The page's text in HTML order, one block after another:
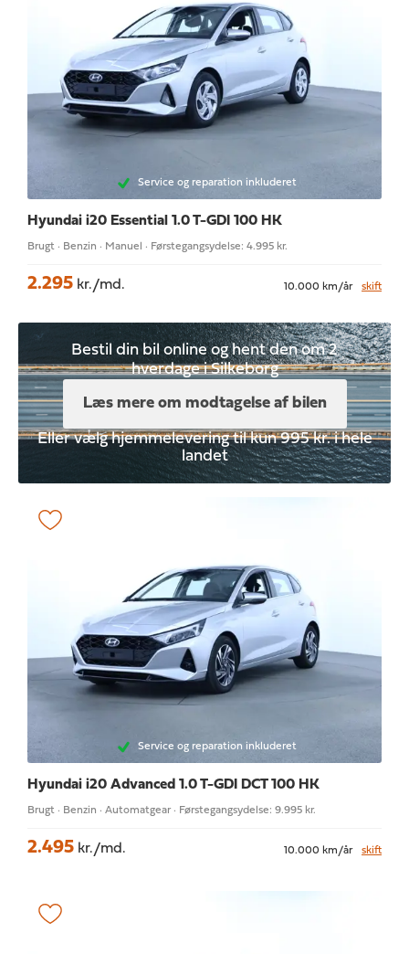
Service og reparation inkluderet
Hyundai i20 Essential 1.0 T-GDI 100 HK
Brugt · Benzin · Manuel · Førstegangsydelse: 4.995 kr.
2.295 kr./md. 10.000 km/år skift
Bestil din bil online og hent den om 2
hverdage i Silkeborg
Læs mere om modtagelse af bilen
Eller vælg hjemmelevering til kun 995 kr. i hele
landet
Service og reparation inkluderet
Hyundai i20 Advanced 1.0 T-GDI DCT 100 HK
Brugt · Benzin · Automatgear · Førstegangsydelse: 9.995 kr.
2.495 kr./md. 10.000 km/år skift